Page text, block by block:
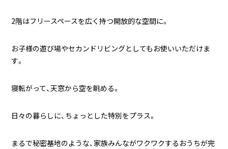
2階はフリースペースを広く持つ開放的な空間に。
お子様の遊び場やセカンドリビングとしてもお使いいただけま
す。
寝転がって、天窓から空を眺める。
日々の暮らしに、ちょっとした特別をプラス。
まるで秘密基地のような、家族みんながワクワクするおうちが完